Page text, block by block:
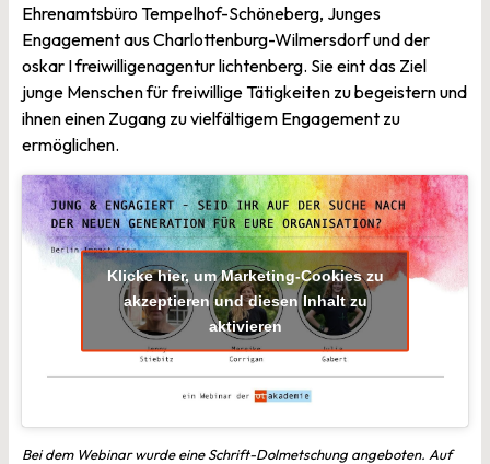
Ehrenamtsbüro Tempelhof-Schöneberg, Junges
Engagement aus Charlottenburg-Wilmersdorf und der
oskar I freiwilligenagentur lichtenberg. Sie eint das Ziel
junge Menschen für freiwillige Tätigkeiten zu begeistern und
ihnen einen Zugang zu vielfältigem Engagement zu
ermöglichen.
Klicke hier, um Marketing-Cookies zu
akzeptieren und diesen Inhalt zu
aktivieren
Bei dem Webinar wurde eine Schrift-Dolmetschung angeboten. Auf